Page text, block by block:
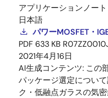
アプリケーションノート
日本語
パワーMOSFET・
PDF 633 KB
2021年4月16日
AI生成コンテンツ: この
パッケージ選定につい
ク・低融点ガラスの気